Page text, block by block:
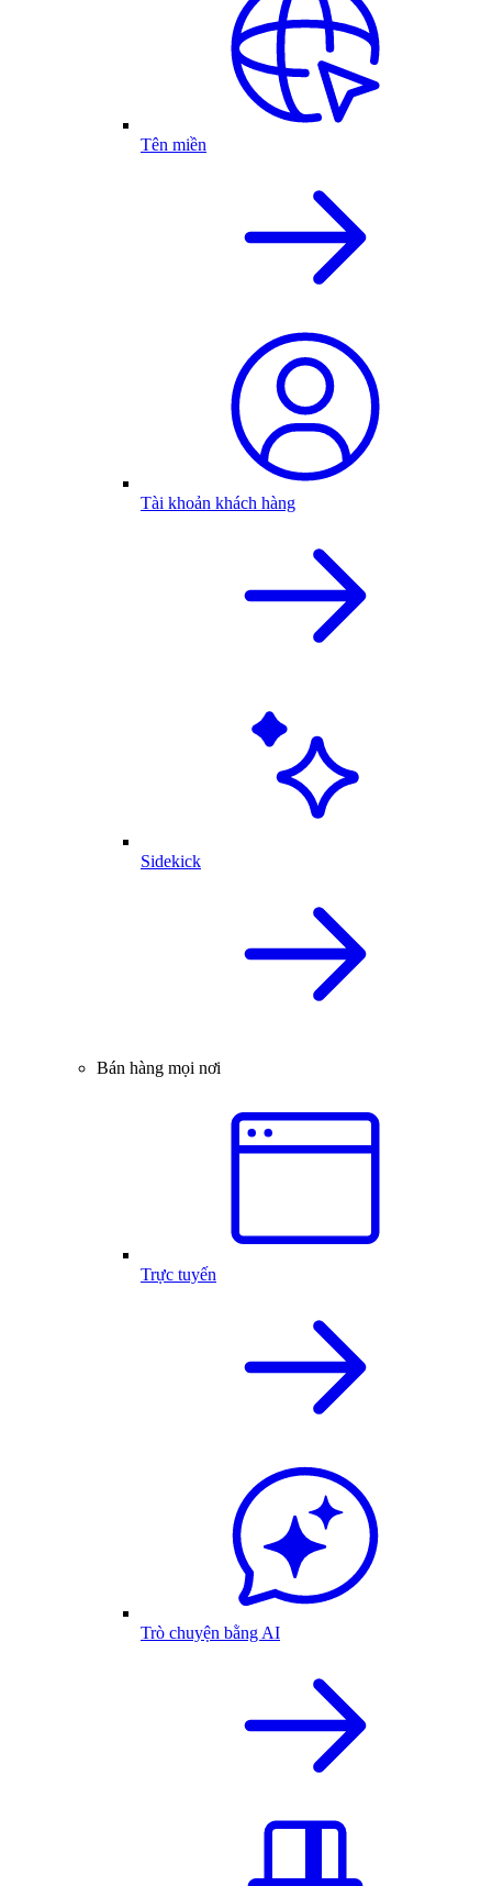
Tên miền
Tài khoản khách hàng
Sidekick
Bán hàng mọi nơi
Trực tuyến
Trò chuyện bằng AI